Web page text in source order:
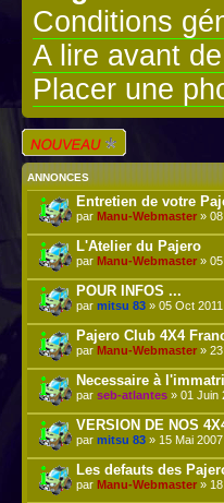
Conditions
A lire avant
Placer une
Écrire un nouveau
sujet
ANNONCES
Entretien de votre
par Manu-Webmaster »
L'Atelier du Pajero
par Manu-Webmaster »
POUR INFOS ...
par mitsu 83 » 05 Oct
Pajero Club 4X4
par Manu-Webmaster »
Necessaire à
par seb-atlantes » 01 Juin
VERSION DE NOS
par mitsu 83 » 15 Mai
Les defauts des
par Manu-Webmaster »